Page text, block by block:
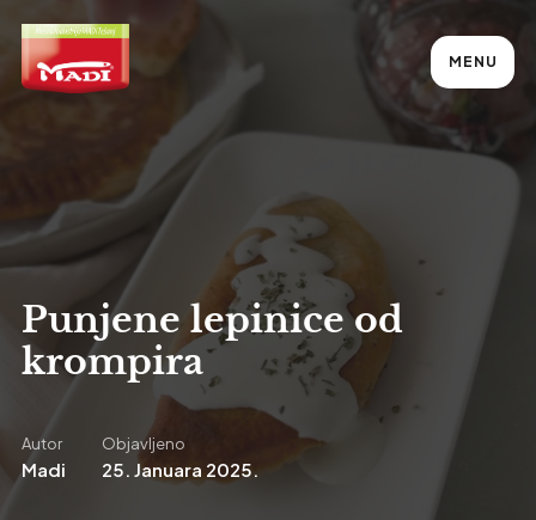
MENU
Punjene lepinice od
krompira
Autor
Madi
Objavljeno
25. Januara 2025.